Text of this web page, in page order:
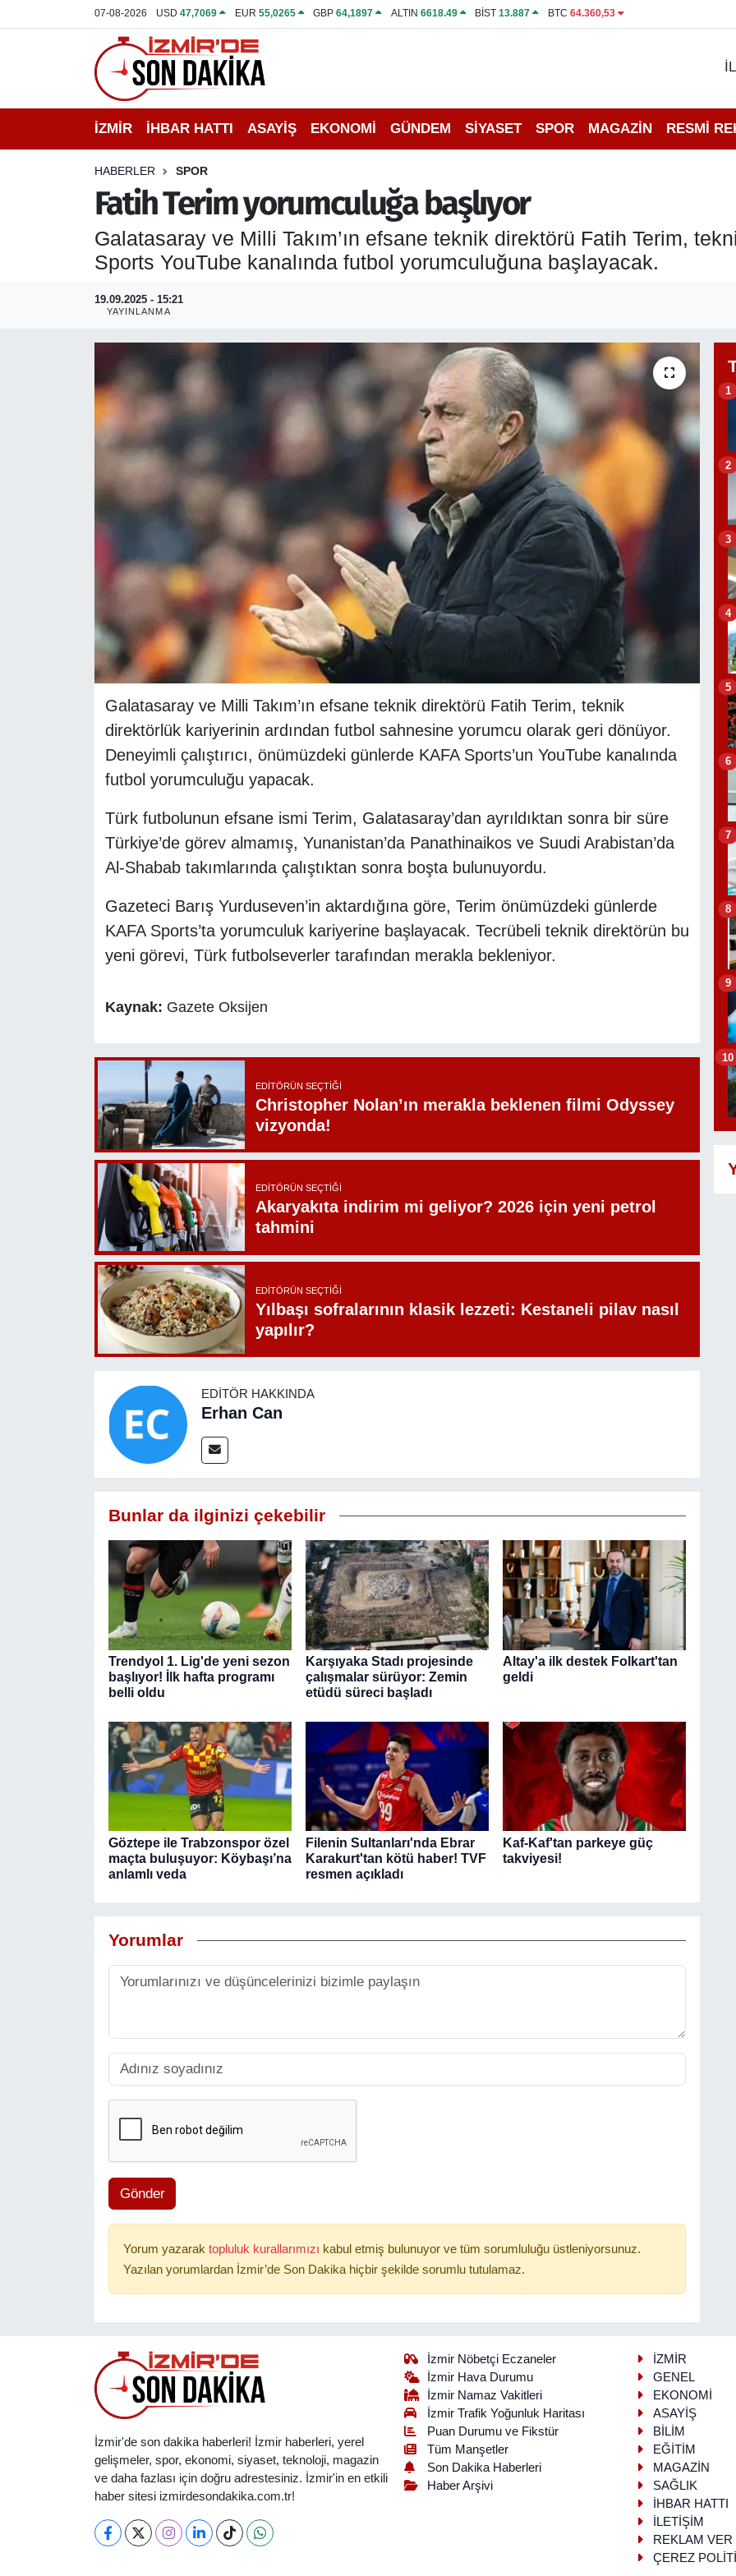
07-08-2026 USD47,7069 EUR 55,0265 GBP64,1897 ALTIN 6618.49 BİST13.887 BTC 64.360,53
İZMİR İHBAR HATTI ASAYİŞ EKONOMİ GÜNDEM SİYASET SPOR MAGAZİN RESMİ
HABERLER SPOR
Fatih Terim yorumculuğa başlıyor
Galatasaray ve Milli Takım’ın efsane teknik direktörü Fatih Terim,
Sports YouTube kanalında futbol yorumculuğuna başlayacak.
19.09.2025 - 15:21
YAYINLANMA
Galatasaray ve Milli Takım’ın efsane teknik direktörü Fatih Terim, teknik
direktörlük kariyerinin ardından futbol sahnesine yorumcu olarak geri dönüyor.
Deneyimli çalıştırıcı, önümüzdeki günlerde KAFA Sports’un YouTube kanalında
futbol yorumculuğu yapacak.
Türk futbolunun efsane ismi Terim, Galatasaray’dan ayrıldıktan sonra bir süre
Türkiye’de görev almamış, Yunanistan’da Panathinaikos ve Suudi Arabistan’da
Al-Shabab takımlarında çalıştıktan sonra boşta bulunuyordu.
Gazeteci Barış Yurduseven’in aktardığına göre, Terim önümüzdeki günlerde
KAFA Sports’ta yorumculuk kariyerine başlayacak. Tecrübeli teknik direktörün bu
yeni görevi, Türk futbolseverler tarafından merakla bekleniyor.
Kaynak: Gazete Oksijen
EDITÖRÜN SEÇTIĞI
Christopher Nolan’ın merakla beklenen filmi Odyssey
vizyonda!
EDITÖRÜN SEÇTIĞI
Akaryakıta indirim mi geliyor? 2026 için yeni petrol
tahmini
EDITÖRÜN SEÇTIĞI
Yılbaşı sofralarının klasik lezzeti: Kestaneli pilav nasıl
yapılır?
EDITÖR HAKKINDA
Erhan Can
Bunlar da ilginizi çekebilir
Trendyol 1. Lig'de yeni sezon
başlıyor! İlk hafta programı
belli oldu
Karşıyaka Stadı projesinde
çalışmalar sürüyor: Zemin
etüdü süreci başladı
Altay'a ilk destek Folkart'tan
geldi
Göztepe ile Trabzonspor özel
maçta buluşuyor: Köybaşı’na
anlamlı veda
Filenin Sultanları'nda Ebrar
Karakurt'tan kötü haber! TVF
resmen açıkladı
Kaf-Kaf'tan parkeye güç
takviyesi!
Yorumlar
Gönder
Yorum yazarak topluluk kurallarımızı kabul etmiş bulunuyor ve tüm sorumluluğu üstleniyorsunuz.
Yazılan yorumlardan İzmir’de Son Dakika hiçbir şekilde sorumlu tutulamaz.
1
2
3
4
5
6
7
8
9
10
İzmir'de son dakika haberleri! İzmir haberleri, yerel
gelişmeler, spor, ekonomi, siyaset, teknoloji, magazin
ve daha fazlası için doğru adrestesiniz. İzmir'in en etkili
haber sitesi izmirdesondakika.com.tr!
İzmir Nöbetçi Eczaneler
İzmir Hava Durumu
İzmir Namaz Vakitleri
İzmir Trafik Yoğunluk Haritası
Puan Durumu ve Fikstür
Tüm Manşetler
Son Dakika Haberleri
Haber Arşivi
İZMİR
GENEL
EKONOMİ
ASAYİŞ
BİLİM
EĞİTİM
MAGAZİN
SAĞLIK
İHBAR HATTI
İLETİŞİM
REKLAM VER
ÇEREZ
İHBAR HATTI
DEPREM
EKONOMİ
SİYASET
RESMİ REKLAM
İzmir Nöbetçi Eczaneler
İzmir Hava Durumu
İzmir Namaz Vakitleri
İzmir Trafik Yoğunluk Haritası
Puan Durumu ve Fikstür
Tüm Manşetler
Son Dakika Haberleri